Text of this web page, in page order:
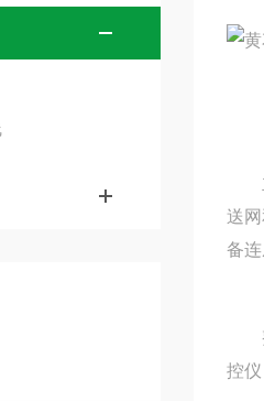
主
送
备
整
控